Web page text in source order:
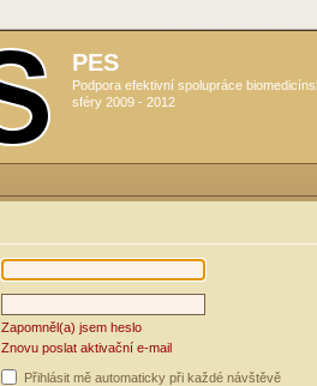
PES
Podpora efektivní spolupráce
sféry 2009 - 2012
Zapomněl(a) jsem heslo
Znovu poslat aktivační e-mail
Přihlásit mě automaticky při každé návštěvě